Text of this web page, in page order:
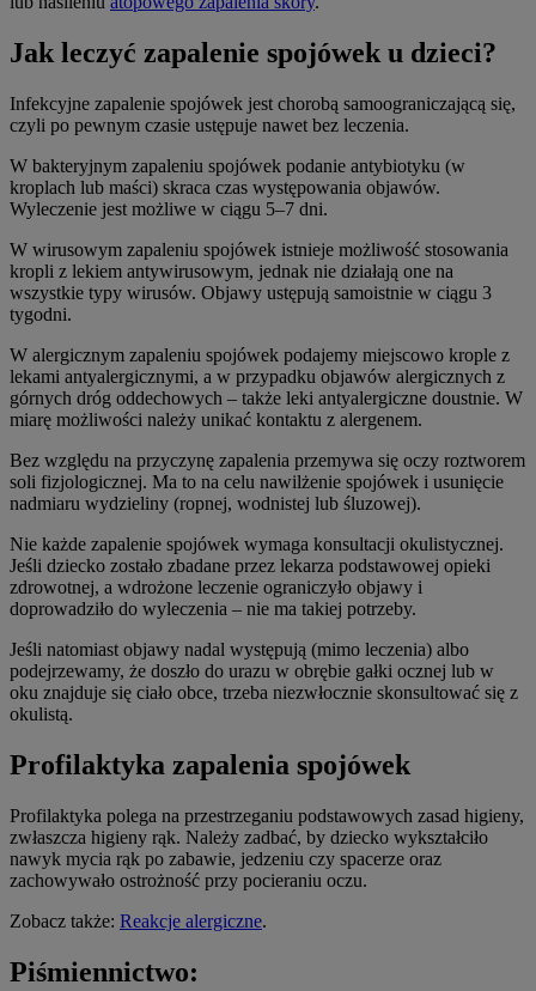
Jak leczyć zapalenie spojówek u dzieci?
Infekcyjne zapalenie spojówek jest chorobą samoograniczającą się,
czyli po pewnym czasie ustępuje nawet bez leczenia.
W bakteryjnym zapaleniu spojówek podanie antybiotyku (w
kroplach lub maści) skraca czas występowania objawów.
Wyleczenie jest możliwe w ciągu 5–7 dni.
W wirusowym zapaleniu spojówek istnieje możliwość stosowania
kropli z lekiem antywirusowym, jednak nie działają one na
wszystkie typy wirusów. Objawy ustępują samoistnie w ciągu 3
tygodni.
W alergicznym zapaleniu spojówek podajemy miejscowo krople z
lekami antyalergicznymi, a w przypadku objawów alergicznych z
górnych dróg oddechowych – także leki antyalergiczne doustnie. W
miarę możliwości należy unikać kontaktu z alergenem.
Bez względu na przyczynę zapalenia przemywa się oczy roztworem
soli fizjologicznej. Ma to na celu nawilżenie spojówek i usunięcie
nadmiaru wydzieliny (ropnej, wodnistej lub śluzowej).
Nie każde zapalenie spojówek wymaga konsultacji okulistycznej.
Jeśli dziecko zostało zbadane przez lekarza podstawowej opieki
zdrowotnej, a wdrożone leczenie ograniczyło objawy i
doprowadziło do wyleczenia – nie ma takiej potrzeby.
Jeśli natomiast objawy nadal występują (mimo leczenia) albo
podejrzewamy, że doszło do urazu w obrębie gałki ocznej lub w
oku znajduje się ciało obce, trzeba niezwłocznie skonsultować się z
okulistą.
Profilaktyka zapalenia spojówek
Profilaktyka polega na przestrzeganiu podstawowych zasad higieny,
zwłaszcza higieny rąk. Należy zadbać, by dziecko wykształciło
nawyk mycia rąk po zabawie, jedzeniu czy spacerze oraz
zachowywało ostrożność przy pocieraniu oczu.
Zobacz także: Reakcje alergiczne.
Piśmiennictwo: